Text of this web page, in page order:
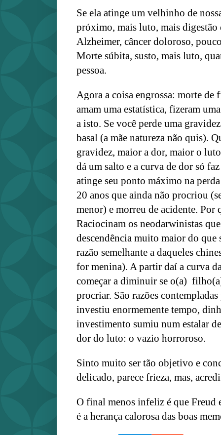
Se ela atinge um velhinho de
próximo, mais luto, mais
Alzheimer, câncer doloroso,
Morte súbita, susto, mais luto,
pessoa.
Agora a coisa engrossa: morte de
amam uma estatística, fizeram
a isto. Se você perde uma
basal (a mãe natureza não quis).
gravidez, maior a dor, maior o
dá um salto e a curva de dor só
atinge seu ponto máximo na
20 anos que ainda não procriou
menor) e morreu de acidente. Por
Raciocinam os neodarwinistas
descendência muito maior do que
razão semelhante a daqueles
for menina). A partir daí a curva
começar a diminuir se o(a)
procriar. São razões
investiu enormemente tempo,
investimento sumiu num estalar
dor do luto: o vazio horroroso.
Sinto muito ser tão objetivo e
delicado, parece frieza, mas,
O final menos infeliz é que
é a herança calorosa das boas